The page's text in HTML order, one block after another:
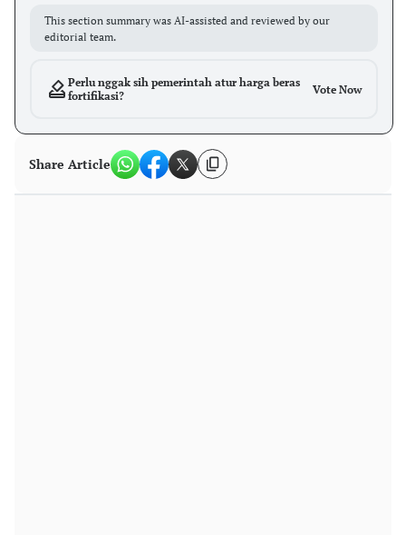
This section summary was AI-assisted and reviewed by our
editorial team.
Perlu nggak sih pemerintah atur harga beras
fortifikasi?
Vote Now
Share Article